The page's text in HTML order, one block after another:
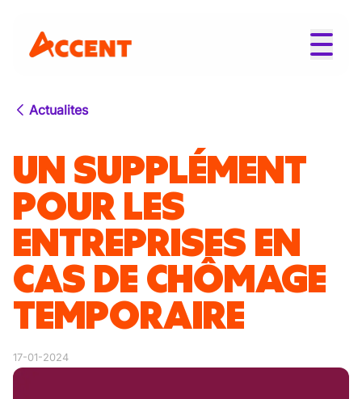
Actualites
UN SUPPLÉMENT
POUR LES
ENTREPRISES EN
CAS DE CHÔMAGE
TEMPORAIRE
17-01-2024